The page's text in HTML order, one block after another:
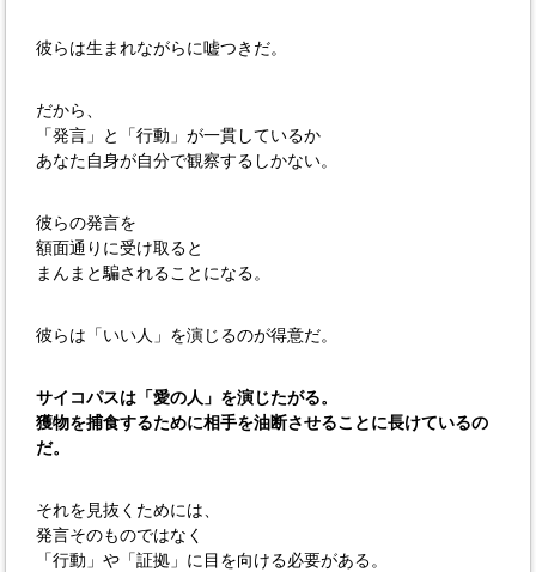
彼らは生まれながらに嘘つきだ。
だから、
「発言」と「行動」が一貫しているか
あなた自身が自分で観察するしかない。
彼らの発言を
額面通りに受け取ると
まんまと騙されることになる。
彼らは「いい人」を演じるのが得意だ。
サイコパスは「愛の人」を演じたがる。
獲物を捕食するために相手を油断させることに長けているの
だ。
それを見抜くためには、
発言そのものではなく
「行動」や「証拠」に目を向ける必要がある。